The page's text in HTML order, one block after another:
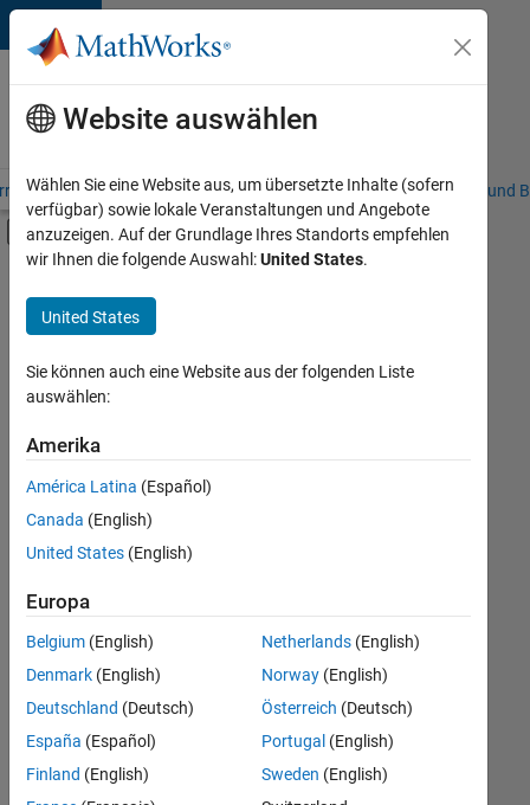
Weiter zum Inhalt
Karriere
bei
MathWorks
– Übersicht Stellensuche Niederlassungen Studierende und
Umschaltung für Off-Canvas-
Hauptinhalt
Commercial Sales
Marketing Communications
Legal
+2
Derzeit
es
keine
offenen
Stellen,
Ihren
Suchkriterien
entsprechen.
können
die
Suchkriterien
weiter
Website auswählen
Wählen Sie eine Website aus, um übersetzte Inhalte (sofern
verfügbar) sowie lokale Veranstaltungen und Angebote
anzuzeigen. Auf der Grundlage Ihres Standorts empfehlen
wir Ihnen die folgende Auswahl:United States.
United States
Sie können auch eine Website aus der folgenden Liste
auswählen:
Amerika
América Latina (Español)
Canada (English)
United States (English)
Europa
Belgium (English)
Denmark (English)
Deutschland (Deutsch)
España (Español)
Finland (English)
Netherlands(English)
Norway(English)
Österreich (Deutsch)
Portugal (English)
Sweden (English)